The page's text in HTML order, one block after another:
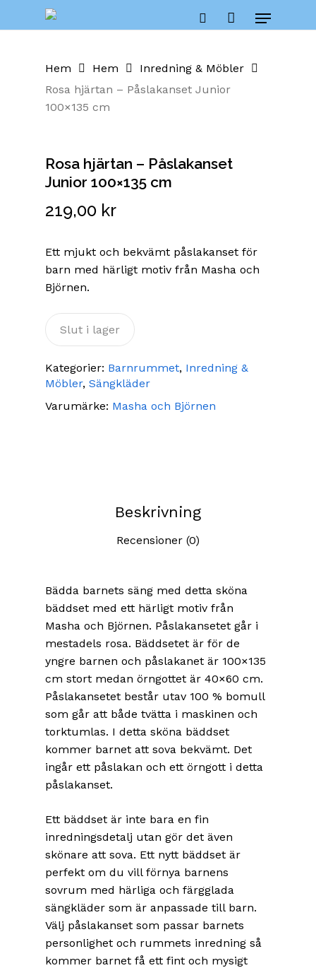
Menu
Cart Close
Hem Hem
Inredning & Möbler
Rosa hjärtan – Påslakanset Junior
100×135 cm
Rosa hjärtan – Påslakanset
Junior 100×135 cm
219,00 kr
Ett mjukt och bekvämt påslakanset för
barn med härligt motiv från Masha och
Björnen.
Slut i lager
Kategorier: Barnrummet, Inredning &
Möbler, Sängkläder
Varumärke: Masha och Björnen
Beskrivning
Recensioner (0)
Bädda barnets säng med detta sköna
bäddset med ett härligt motiv från
Masha och Björnen. Påslakansetet går i
mestadels rosa. Bäddsetet är för de
yngre barnen och påslakanet är 100×135
cm stort medan örngottet är 40×60 cm.
Påslakansetet består utav 100 % bomull
som går att både tvätta i maskinen och
torktumlas. I detta sköna bäddset
kommer barnet att sova bekvämt. Det
ingår ett påslakan och ett örngott i detta
påslakanset.
Ett bäddset är inte bara en fin
inredningsdetalj utan gör det även
skönare att sova. Ett nytt bäddset är
perfekt om du vill förnya barnens
sovrum med härliga och färgglada
sängkläder som är anpassade till barn.
Välj påslakanset som passar barnets
personlighet och rummets inredning så
kommer barnet få ett fint och mysigt